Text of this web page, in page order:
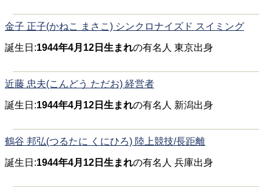
金子 正子(かねこ まさこ) シンクロナイズド スイミング
誕生日:1944年4月12日生まれの有名人 東京出身
近藤 忠夫(こんどう ただお) 経営者
誕生日:1944年4月12日生まれの有名人 新潟出身
鶴谷 邦弘(つるたに くにひろ) 陸上競技/長距離
誕生日:1944年4月12日生まれの有名人 兵庫出身